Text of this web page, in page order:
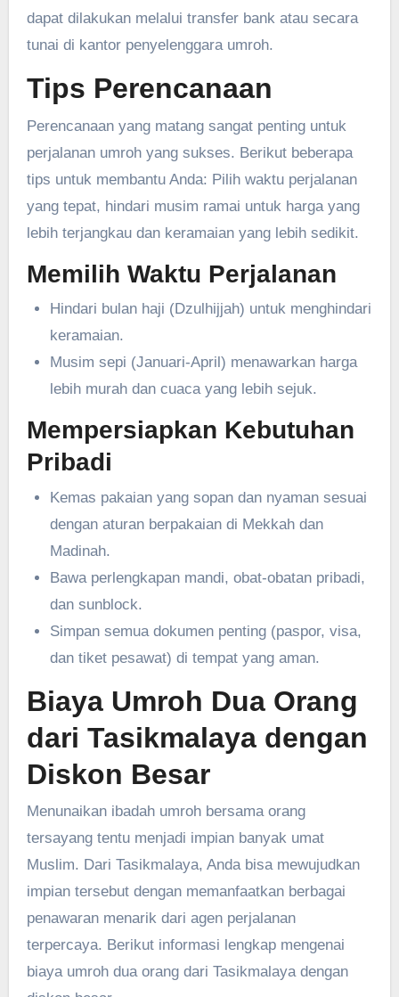
dapat dilakukan melalui transfer bank atau secara
tunai di kantor penyelenggara umroh.
Tips Perencanaan
Perencanaan yang matang sangat penting untuk
perjalanan umroh yang sukses. Berikut beberapa
tips untuk membantu Anda: Pilih waktu perjalanan
yang tepat, hindari musim ramai untuk harga yang
lebih terjangkau dan keramaian yang lebih sedikit.
Memilih Waktu Perjalanan
Hindari bulan haji (Dzulhijjah) untuk menghindari
keramaian.
Musim sepi (Januari-April) menawarkan harga
lebih murah dan cuaca yang lebih sejuk.
Mempersiapkan Kebutuhan
Pribadi
Kemas pakaian yang sopan dan nyaman sesuai
dengan aturan berpakaian di Mekkah dan
Madinah.
Bawa perlengkapan mandi, obat-obatan pribadi,
dan sunblock.
Simpan semua dokumen penting (paspor, visa,
dan tiket pesawat) di tempat yang aman.
Biaya Umroh Dua Orang
dari Tasikmalaya dengan
Diskon Besar
Menunaikan ibadah umroh bersama orang
tersayang tentu menjadi impian banyak umat
Muslim. Dari Tasikmalaya, Anda bisa mewujudkan
impian tersebut dengan memanfaatkan berbagai
penawaran menarik dari agen perjalanan
terpercaya. Berikut informasi lengkap mengenai
biaya umroh dua orang dari Tasikmalaya dengan